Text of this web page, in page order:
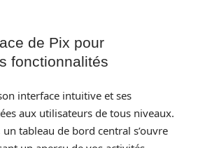
de Pix pour
fonctionnalités
interface intuitive et ses
aux utilisateurs de tous niveaux.
tableau de bord central s’ouvre